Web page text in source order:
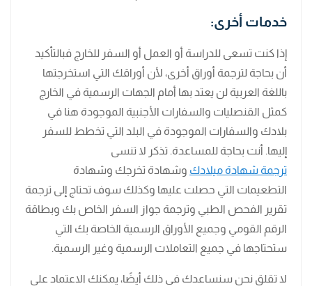
خدمات أخرى:
إذا كنت تسعى للدراسة أو العمل أو السفر للخارج فبالتأكيد
أن بحاجة لترجمة أوراق أخرى، لأن أوراقك التي استخرجتها
باللغة العربية لن يعتد بها أمام الجهات الرسمية في الخارج
كمثل القنصليات والسفارات الأجنبية الموجودة هنا في
بلادك والسفارات الموجودة في البلد التي تخطط للسفر
إليها. أنت بحاجة للمساعدة. تذكر لا تنسى
ترجمة شهادة ميلادك وشهادة تخرجك وشهادة
التطعيمات التي حصلت عليها وكذلك سوف تحتاج إلى ترجمة
تقرير الفحص الطبي وترجمة جواز السفر الخاص بك وبطاقة
الرقم القومي وجميع الأوراق الرسمية الخاصة بك التي
ستحتاجها في جميع التعاملات الرسمية وغير الرسمية.
لا تقلق نحن سنساعدك في ذلك أيضًا، يمكنك الاعتماد على